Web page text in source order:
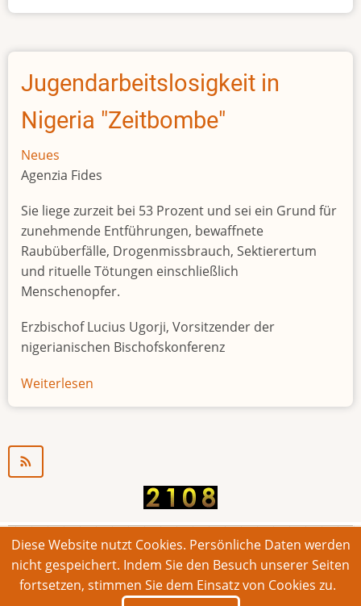
Afrikas
Größe
Jugendarbeitslosigkeit in
Nigeria "Zeitbombe"
Neues
Agenzia Fides
Sie liege zurzeit bei 53 Prozent und sei ein Grund für
zunehmende Entführungen, bewaffnete
Raubüberfälle, Drogenmissbrauch, Sektierertum
und rituelle Tötungen einschließlich
Menschenopfer.
Erzbischof Lucius Ugorji, Vorsitzender der
nigerianischen Bischofskonferenz
Weiterlesen
Jugendarbeitslosigkeit
© 2026 Bonner Aufruf. Alle Rechte vorbehalten.
Footer
Impressum Kontakt Intern
Diese Website nutzt Cookies. Persönliche Daten werden
nicht gespeichert. Indem Sie den Besuch unserer Seiten
fortsetzen, stimmen Sie dem Einsatz von Cookies zu.